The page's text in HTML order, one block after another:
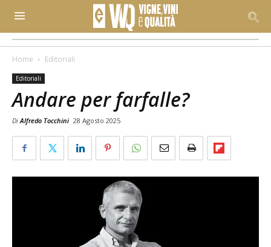
Home Editoriali
Editoriali
Andare per farfalle?
DiAlfredo Tocchini 28 Agosto 2025